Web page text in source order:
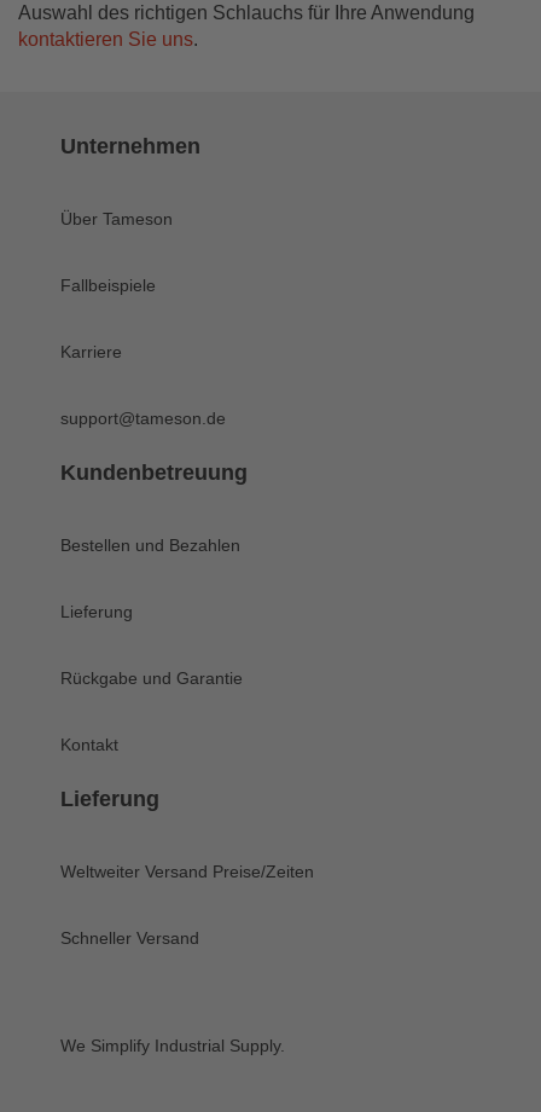
Auswahl des richtigen Schlauchs für Ihre Anwendung
kontaktieren Sie uns.
Unternehmen
Über Tameson
Fallbeispiele
Karriere
support@tameson.de
Kundenbetreuung
Bestellen und Bezahlen
Lieferung
Rückgabe und Garantie
Kontakt
Lieferung
Weltweiter Versand Preise/Zeiten
Schneller Versand
We Simplify Industrial Supply.